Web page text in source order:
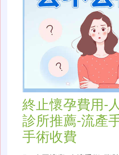
終止懷孕費用-
診所推薦-流產
手術收費